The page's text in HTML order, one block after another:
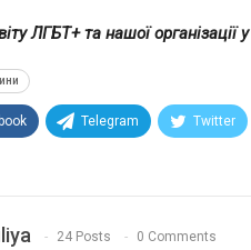
ЛГБТ+ та нашої організації у
Telegram Twitter
24 Posts 0 Comments